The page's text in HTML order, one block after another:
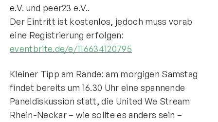
e.V. und peer23 e.V..
Der Eintritt ist kostenlos, jedoch muss vorab
eine Registrierung erfolgen:
eventbrite.de/e/116634120795
Kleiner Tipp am Rande: am morgigen Samstag
findet bereits um 16.30 Uhr eine spannende
Paneldiskussion statt, die United We Stream
Rhein-Neckar – wie sollte es anders sein –